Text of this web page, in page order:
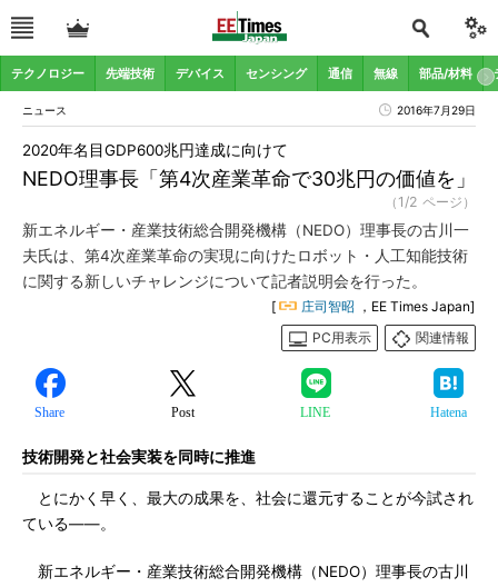
テクノロジー 先端技術 デバイス センシング 通信 無線 部品/材料
ニュース 2016年7月29日
NEDO理事長「第4次産業革命で30兆円の価値を」
2020年名目GDP600兆円達成に向けて
（1/2 ページ）
新エネルギー・産業技術総合開発機構（NEDO）理事長の古川一
夫氏は、第4次産業革命の実現に向けたロボット・人工知能技術
に関する新しいチャレンジについて記者説明会を行った。
[ 庄司智昭 ，EE Times Japan]
PC用表示
関連情報
Share Post LINE Hatena
技術開発と社会実装を同時に推進
とにかく早く、最大の成果を、社会に還元することが今試され
ている――。
新エネルギー・産業技術総合開発機構（NEDO）理事長の古川